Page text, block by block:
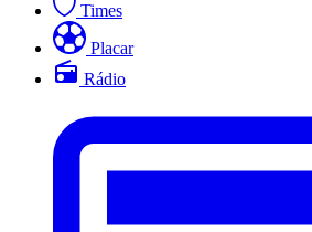
Times
Placar
Rádio